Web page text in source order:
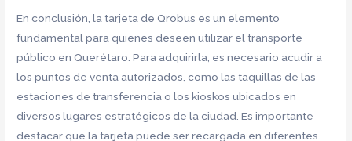
En conclusión, la tarjeta de Qrobus es un elemento
fundamental para quienes deseen utilizar el transporte
público en Querétaro. Para adquirirla, es necesario acudir a
los puntos de venta autorizados, como las taquillas de las
estaciones de transferencia o los kioskos ubicados en
diversos lugares estratégicos de la ciudad. Es importante
destacar que la tarjeta puede ser recargada en diferentes